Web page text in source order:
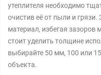
утеплителя необходимо
очистив её от пыли и
материал, избегая
стоит уделить толщине
выбирайте 50 мм, 100 или
объекта.